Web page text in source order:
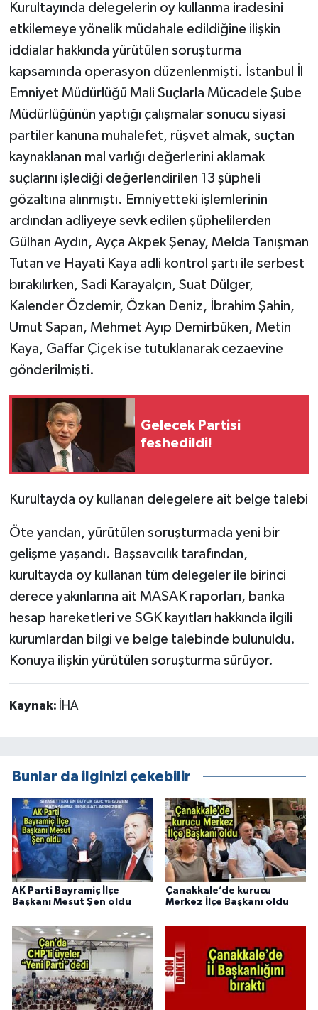
Kurultayında delegelerin oy kullanma iradesini
etkilemeye yönelik müdahale edildiğine ilişkin
iddialar hakkında yürütülen soruşturma
kapsamında operasyon düzenlenmişti. İstanbul İl
Emniyet Müdürlüğü Mali Suçlarla Mücadele Şube
Müdürlüğünün yaptığı çalışmalar sonucu siyasi
partiler kanuna muhalefet, rüşvet almak, suçtan
kaynaklanan mal varlığı değerlerini aklamak
suçlarını işlediği değerlendirilen 13 şüpheli
gözaltına alınmıştı. Emniyetteki işlemlerinin
ardından adliyeye sevk edilen şüphelilerden
Gülhan Aydın, Ayça Akpek Şenay, Melda Tanışman
Tutan ve Hayati Kaya adli kontrol şartı ile serbest
bırakılırken, Sadi Karayalçın, Suat Dülger,
Kalender Özdemir, Özkan Deniz, İbrahim Şahin,
Umut Sapan, Mehmet Ayıp Demirbüken, Metin
Kaya, Gaffar Çiçek ise tutuklanarak cezaevine
gönderilmişti.
Gelecek Partisi
feshedildi!
Kurultayda oy kullanan delegelere ait belge talebi
Öte yandan, yürütülen soruşturmada yeni bir
gelişme yaşandı. Başsavcılık tarafından,
kurultayda oy kullanan tüm delegeler ile birinci
derece yakınlarına ait MASAK raporları, banka
hesap hareketleri ve SGK kayıtları hakkında ilgili
kurumlardan bilgi ve belge talebinde bulunuldu.
Konuya ilişkin yürütülen soruşturma sürüyor.
Kaynak: İHA
Bunlar da ilginizi çekebilir
AK Parti Bayramiç İlçe
Başkanı Mesut Şen oldu
Çanakkale’de kurucu
Merkez İlçe Başkanı oldu